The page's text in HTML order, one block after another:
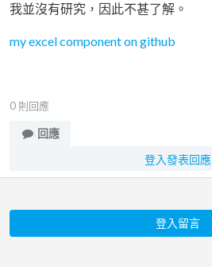
我並沒有研究，因此不甚了解。
my excel component on github
0 則回應
回應
登入發表回應
登入留言